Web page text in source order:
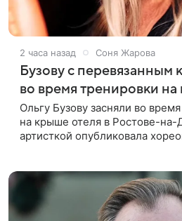
2 часа назад Соня Жарова
Бузову с перевязанным
во время тренировки
Ольгу Бузову засняли во
на крыше отеля в Ростове-на-
артисткой опубликовала